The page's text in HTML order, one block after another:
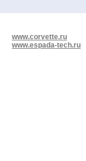
www.corvette.ru
www.espada-tech.ru